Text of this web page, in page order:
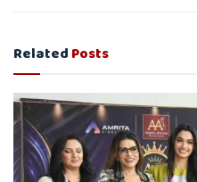
RelatedPosts